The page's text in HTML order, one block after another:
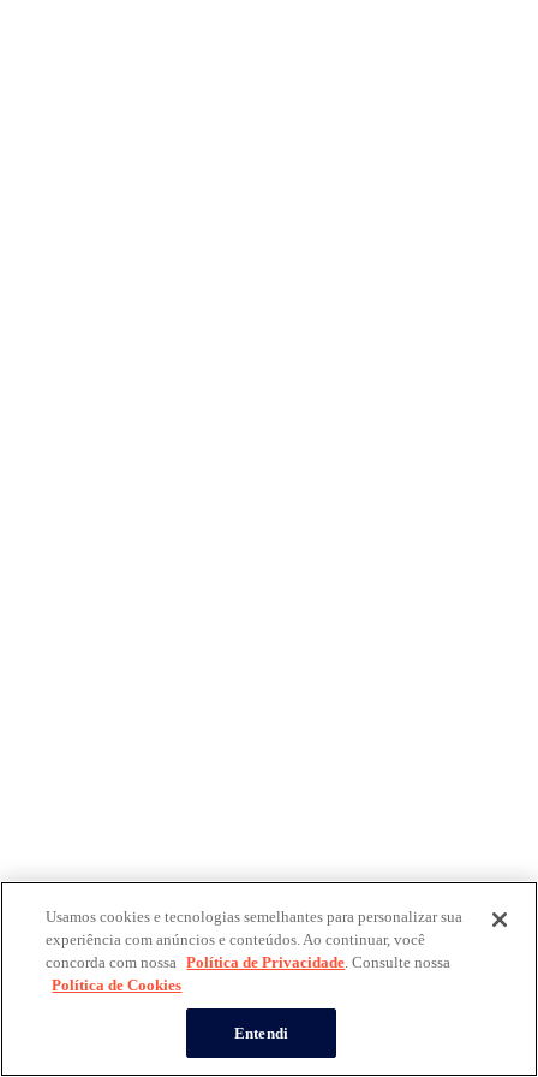
Usamos cookies e tecnologias semelhantes para personalizar sua
experiência com anúncios e conteúdos. Ao continuar, você
concorda com nossa Política de Privacidade. Consulte nossa
Política de Cookies
Entendi